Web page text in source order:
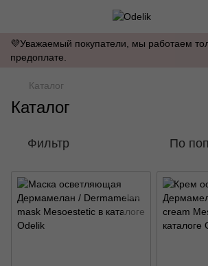
💜Уважаемый покупатели, мы работаем
предоплате.
Каталог
Каталог
Фильтр По